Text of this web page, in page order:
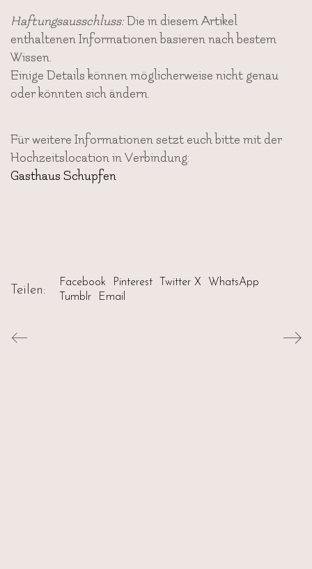
Haftungsausschluss:Die in diesem Artikel
enthaltenen Informationen basieren nach bestem
Wissen.
Einige Details können möglicherweise nicht genau
oder könnten sich ändern.
Für weitere Informationen setzt euch bitte mit der
Hochzeitslocation in Verbindung:
Gasthaus Schupfen
Teilen:
Facebook Pinterest Twitter X
WhatsApp
Tumblr
Email